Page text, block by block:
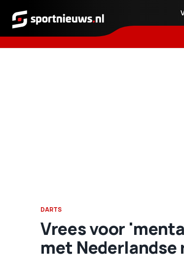
Sportnieuws.nl
DARTS
Vrees voor
met